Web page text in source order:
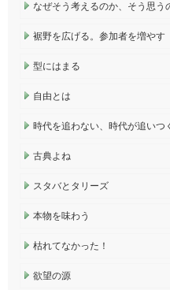
なぜそう考えるのか、そう思う
裾野を広げる。参加者を増やす
型にはまる
自由とは
時代を追わない、時代が追いつ
古典よね
スタバとタリーズ
本物を味わう
枯れてなかった！
欲望の源